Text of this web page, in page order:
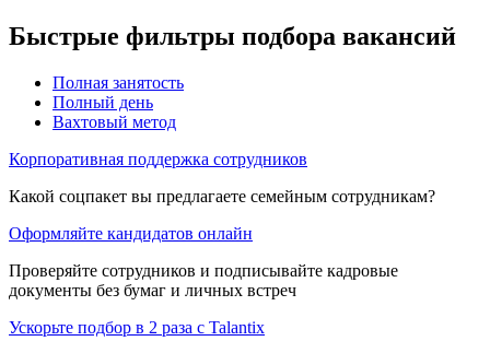
Быстрые фильтры подбора вакансий
Полная занятость
Полный день
Вахтовый метод
Корпоративная поддержка сотрудников
Какой соцпакет вы предлагаете семейным сотрудникам?
Оформляйте кандидатов онлайн
Проверяйте сотрудников и подписывайте кадровые
документы без бумаг и личных встреч
Ускорьте подбор в 2 раза с Talantix